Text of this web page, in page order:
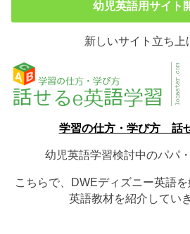
幼児英語用サイト
新しいサイト立ち上
学習の仕方・学び方 話
幼児英語学習検討中のパパ
こちらで、DWEディズニー英語
英語教材を紹介してい